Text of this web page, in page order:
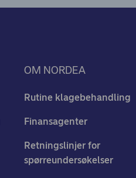
OM NORDEA
Rutine klagebehandling
Finansagenter
Retningslinjer for
spørreundersøkelser